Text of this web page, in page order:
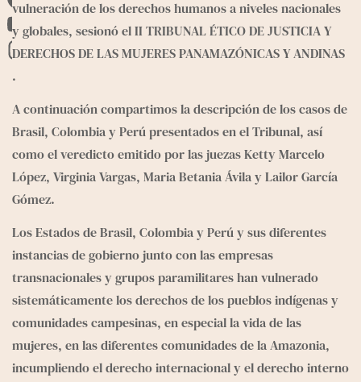
vulneración de los derechos humanos a niveles nacionales
y globales, sesionó el II TRIBUNAL ÉTICO DE JUSTICIA Y
DERECHOS DE LAS MUJERES PANAMAZÓNICAS Y ANDINAS
.
A continuación compartimos la descripción de los casos de
Brasil, Colombia y Perú presentados en el Tribunal, así
como el veredicto emitido por las juezas Ketty Marcelo
López, Virginia Vargas, Maria Betania Ávila y Lailor García
Gómez.
Los Estados de Brasil, Colombia y Perú y sus diferentes
instancias de gobierno junto con las empresas
transnaciona­les y grupos paramilitares han vulnerado
sistemáticamente los derechos de los pueblos indígenas y
comunidades campesinas, en especial la vida de las
mujeres, en las diferen­tes comunidades de la Amazonia,
incumpliendo el derecho internacional y el derecho interno